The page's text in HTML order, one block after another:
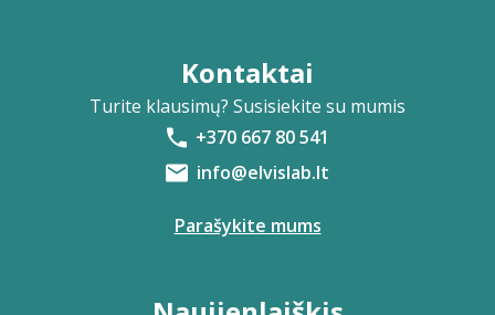
Kontaktai
Turite klausimų? Susisiekite su mumis
+370 667 80 541
info@elvislab.lt
Parašykite mums